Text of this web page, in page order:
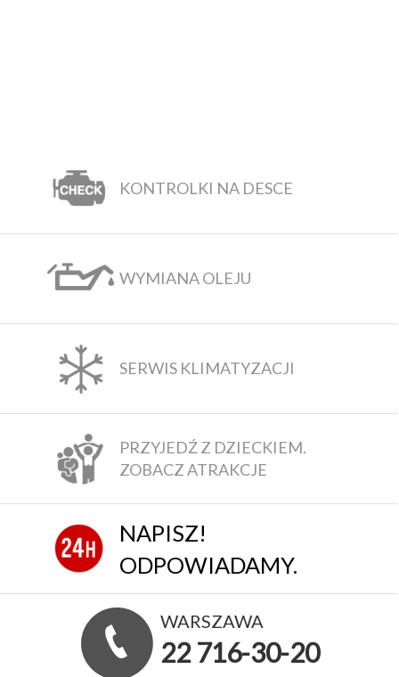
KONTROLKI NA DESCE
WYMIANA OLEJU
SERWIS KLIMATYZACJI
PRZYJEDŹ Z DZIECKIEM.
ZOBACZ ATRAKCJE
NAPISZ!
ODPOWIADAMY.
WARSZAWA
22 716-30-20